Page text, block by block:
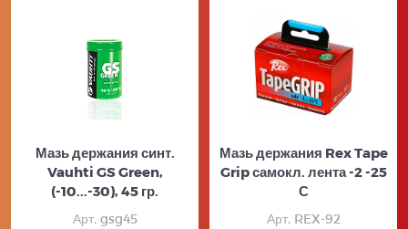
Мазь держания синт.
Vauhti GS Green,
(-10...-30), 45 гр.
Арт. gsg45
Мазь держания Rex Tape
Grip самокл. лента -2 -25
С
Арт. REX-92